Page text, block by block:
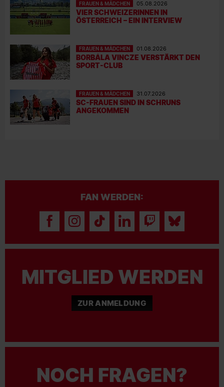
FRAUEN & MÄDCHEN 05.08.2026
VIER SCHWEIZERINNEN IN
ÖSTERREICH – EIN INTERVIEW
FRAUEN & MÄDCHEN 01.08.2026
BORBÁLA VINCZE VERSTÄRKT DEN
SPORT-CLUB
FRAUEN & MÄDCHEN 31.07.2026
SC-FRAUEN SIND IN SCHRUNS
ANGEKOMMEN
FAN WERDEN:
MITGLIED WERDEN
ZUR ANMELDUNG
NOCH FRAGEN?